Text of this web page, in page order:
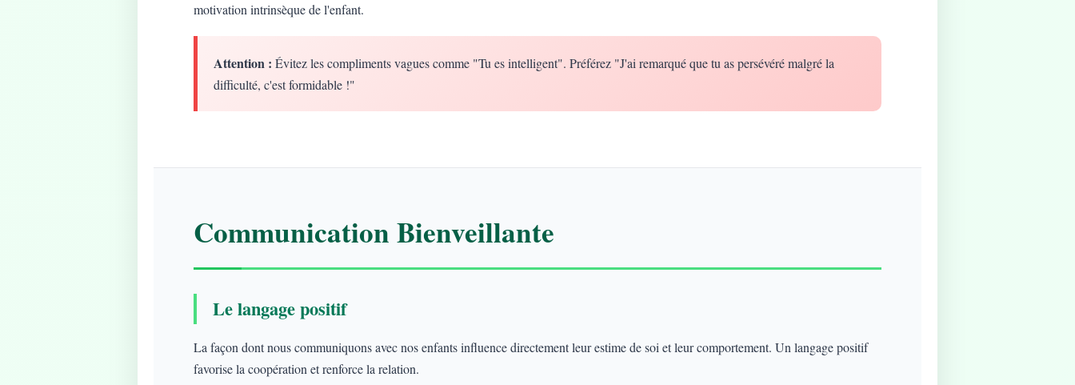
motivation intrinsèque de l'enfant.
Attention : Évitez les compliments vagues comme "Tu es intelligent". Préférez "J'ai remarqué que tu as persévéré malgré la
difficulté, c'est formidable !"
Communication Bienveillante
Le langage positif
La façon dont nous communiquons avec nos enfants influence directement leur estime de soi et leur comportement. Un langage positif
favorise la coopération et renforce la relation.